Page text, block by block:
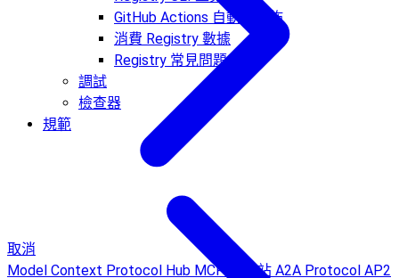
GitHub Actions 自動化發佈
消費 Registry 數據
Registry 常見問題
調試
檢查器
規範
取消
Model Context Protocol Hub MCP 中文站 A2A Protocol AP2